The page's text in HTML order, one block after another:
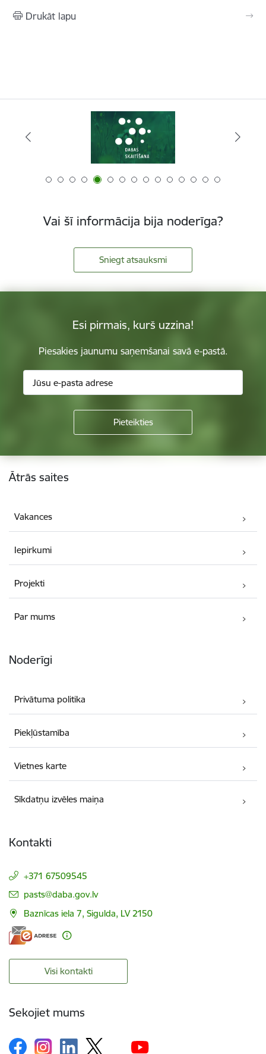
Drukāt lapu
Vai šī informācija bija noderīga?
Sniegt atsauksmi
Esi pirmais, kurš uzzina!
Piesakies jaunumu saņemšanai savā e-pastā.
Kājene
Ātrās saites
Vakances
Iepirkumi
Projekti
Par mums
Noderīgi
Privātuma politika
Piekļūstamība
Vietnes karte
Sīkdatņu izvēles maiņa
Kontakti
+371 67509545
E-pasts:
pasts@daba.gov.lv
Baznīcas iela 7, Sigulda, LV 2150
Visi kontakti
Sekojiet mums